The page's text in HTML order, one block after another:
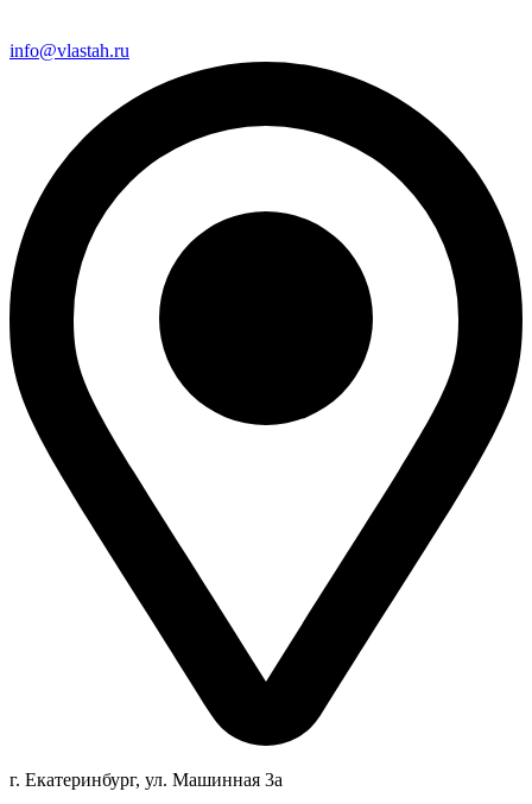
info@vlastah.ru
г. Екатеринбург, ул. Машинная 3а